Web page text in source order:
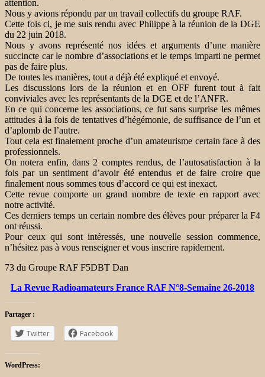
attention.
Nous y avions répondu par un travail collectifs du groupe RAF.
Cette fois ci, je me suis rendu avec Philippe à la réunion de la DGE
du 22 juin 2018.
Nous y avons représenté nos idées et arguments d’une manière
succincte car le nombre d’associations et le temps imparti ne permet
pas de faire plus.
De toutes les manières, tout a déjà été expliqué et envoyé.
Les discussions lors de la réunion et en OFF furent tout à fait
conviviales avec les représentants de la DGE et de l’ANFR.
En ce qui concerne les associations, ce fut sans surprise les mêmes
attitudes à la fois de tentatives d’hégémonie, de suffisance de l’un et
d’aplomb de l’autre.
Tout cela est finalement proche d’un amateurisme certain face à des
professionnels.
On notera enfin, dans 2 comptes rendus, de l’autosatisfaction à la
fois par un sentiment d’avoir été entendus et de faire croire que
finalement nous sommes tous d’accord ce qui est inexact.
Cette revue comporte un grand nombre de texte en rapport avec
notre activité.
Ces derniers temps un certain nombre des élèves pour préparer la F4
ont réussi.
Pour ceux qui sont intéressés, une nouvelle session commence,
n’hésitez pas à vous renseigner et vous inscrire rapidement.
73 du Groupe RAF F5DBT Dan
La Revue Radioamateurs France RAF N°8-Semaine 26-2018
Partager :
Twitter Facebook
WordPress: